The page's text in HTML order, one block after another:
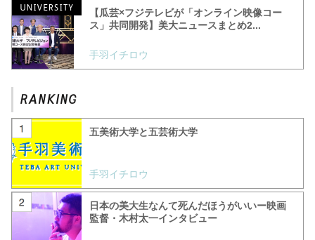
【瓜芸×フジテレビが「オンライン映像コー
ス」共同開発】美大ニュースまとめ2...
手羽イチロウ
五美術大学と五芸術大学
手羽イチロウ
日本の美大生なんて死んだほうがいいー映画
監督・木村太一インタビュー